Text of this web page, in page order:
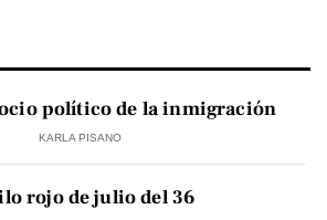
político de la inmigración
KARLA PISANO
rojo de julio del 36